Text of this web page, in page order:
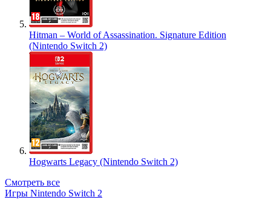
Hitman – World of Assassination. Signature Edition
(Nintendo Switch 2)
Hogwarts Legacy (Nintendo Switch 2)
Смотреть все
Игры Nintendo Switch 2